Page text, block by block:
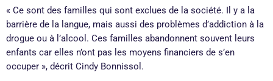
« Ce sont des familles qui sont exclues de la société. Il y a la
barrière de la langue, mais aussi des problèmes d’addiction à la
drogue ou à l’alcool. Ces familles abandonnent souvent leurs
enfants car elles n’ont pas les moyens financiers de s’en
occuper », décrit Cindy Bonnissol.